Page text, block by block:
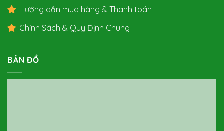
Hướng dẫn mua hàng & Thanh toán
Chính Sách & Quy Định Chung
BẢN ĐỒ